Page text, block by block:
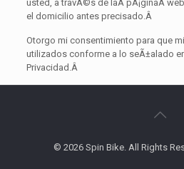
usted, a travÃ©s de laÂ pÃ¡ginaÂ
el domicilio antes precisado.Â
Otorgo mi consentimiento para que
utilizados conforme a lo seÃ±alado
Privacidad.Â
© 2026 Spin Bike. All Rights